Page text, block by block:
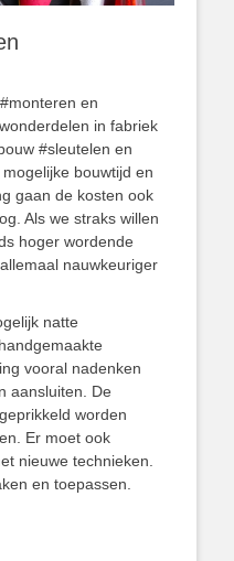
en
in fabriek
#sleutelen en
bouwtijd en
gaan de kosten ook
Als we straks willen
hoger wordende
nauwkeuriger
natte
vooral nadenken
aansluiten. De
worden
Er moet ook
nieuwe technieken.
en toepassen.